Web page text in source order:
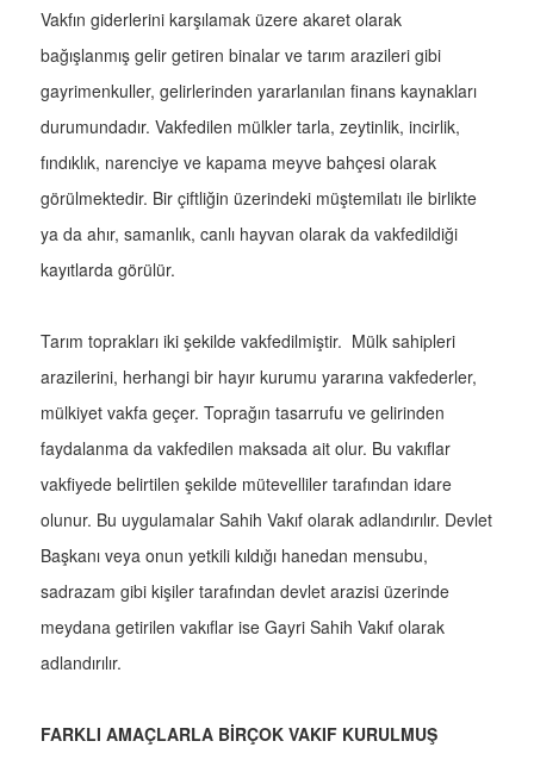
Vakfın giderlerini karşılamak üzere akaret olarak
bağışlanmış gelir getiren binalar ve tarım arazileri gibi
gayrimenkuller, gelirlerinden yararlanılan finans kaynakları
durumundadır. Vakfedilen mülkler tarla, zeytinlik, incirlik,
fındıklık, narenciye ve kapama meyve bahçesi olarak
görülmektedir. Bir çiftliğin üzerindeki müştemilatı ile birlikte
ya da ahır, samanlık, canlı hayvan olarak da vakfedildiği
kayıtlarda görülür.
Tarım toprakları iki şekilde vakfedilmiştir. Mülk sahipleri
arazilerini, herhangi bir hayır kurumu yararına vakfederler,
mülkiyet vakfa geçer. Toprağın tasarrufu ve gelirinden
faydalanma da vakfedilen maksada ait olur. Bu vakıflar
vakfiyede belirtilen şekilde mütevelliler tarafından idare
olunur. Bu uygulamalar Sahih Vakıf olarak adlandırılır. Devlet
Başkanı veya onun yetkili kıldığı hanedan mensubu,
sadrazam gibi kişiler tarafından devlet arazisi üzerinde
meydana getirilen vakıflar ise Gayri Sahih Vakıf olarak
adlandırılır.
FARKLI AMAÇLARLA BİRÇOK VAKIF KURULMUŞ